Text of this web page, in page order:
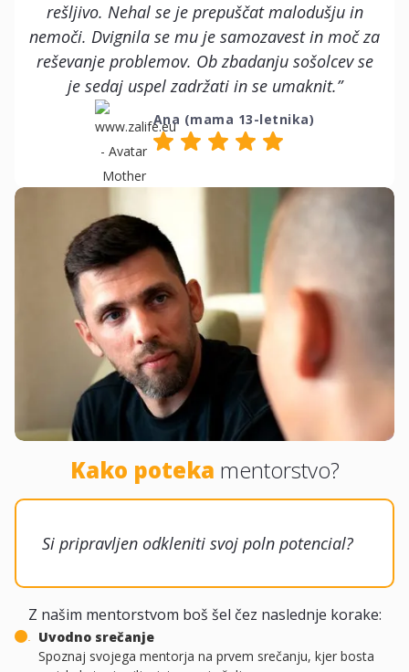
rešljivo. Nehal se je prepuščat malodušju in
nemoči. Dvignila se mu je samozavest in moč za
reševanje problemov. Ob zbadanju sošolcev se
je sedaj uspel zadržati in se umaknit.”
Ana (mama 13-letnika)
Kako poteka mentorstvo?
Si pripravljen odkleniti svoj poln potencial?
Z našim mentorstvom boš šel čez naslednje korake:
.
Uvodno srečanje
Spoznaj svojega mentorja na prvem srečanju, kjer bosta